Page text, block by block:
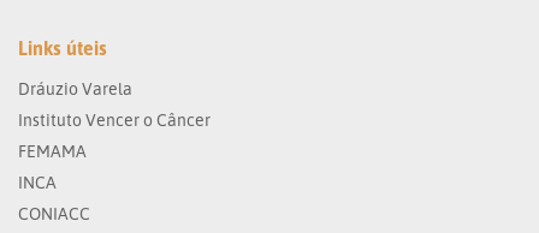
Links úteis
Dráuzio Varela
Instituto Vencer o Câncer
FEMAMA
INCA
CONIACC